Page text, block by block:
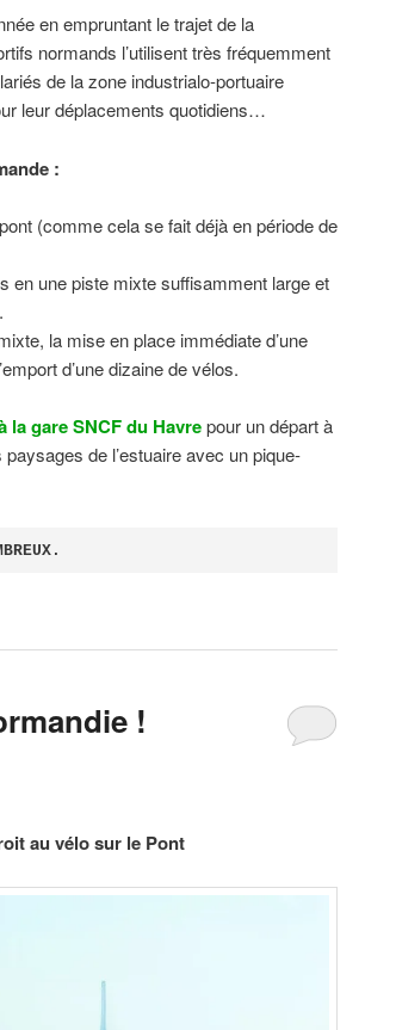
en empruntant le trajet de la
normands l’utilisent très fréquemment
de la zone industrialo-portuaire
leur déplacements quotidiens…
:
(comme cela se fait déjà en période de
en une piste mixte suffisamment large et
la mise en place immédiate d’une
d’une dizaine de vélos.
la gare SNCF du Havrepour un départ à
de l’estuaire avec un pique-
!
au vélo sur le Pont